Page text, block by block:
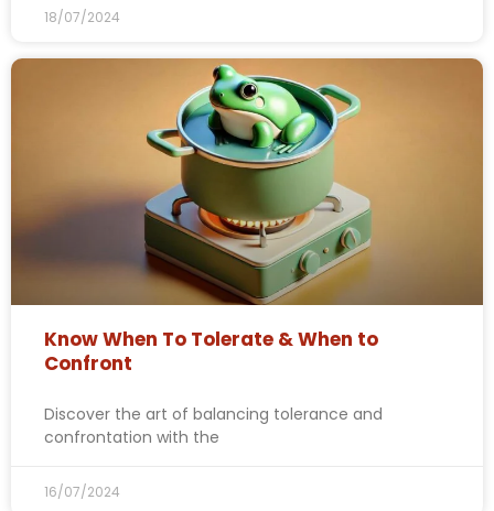
18/07/2024
Know When To Tolerate & When to
Confront
Discover the art of balancing tolerance and
confrontation with the
16/07/2024